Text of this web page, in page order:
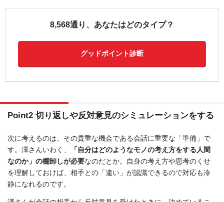
8,568通り、あなたはどのタイプ？
グッドポイント診断
Point2 切り返しや反対意見のシミュレーションをする
次に考えるのは、その貴重な機会である会話に重要な「準備」で
す。澤さんいわく、
「自分はどのようなモノの考え方をする人間
なのか」の棚卸しが必要なのだとか。自身の考え方や思考のくせ
を理解しておけば、相手との「違い」が認識できるので対応も冷
静になれるのです。